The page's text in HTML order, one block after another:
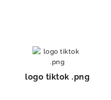
logo tiktok .png